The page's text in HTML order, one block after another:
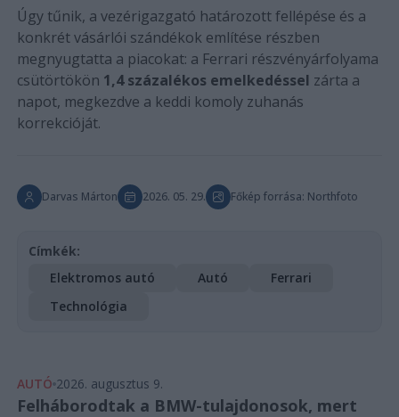
Úgy tűnik, a vezérigazgató határozott fellépése és a
konkrét vásárlói szándékok említése részben
megnyugtatta a piacokat: a Ferrari részvényárfolyama
csütörtökön 1,4 százalékos emelkedéssel zárta a
napot, megkezdve a keddi komoly zuhanás
korrekcióját.
Darvas Márton 2026. 05. 29. Főkép forrása: Northfoto
Címkék:
Elektromos autó
Autó
Ferrari
Technológia
AUTÓ 2026. augusztus 9.
Felháborodtak a BMW-tulajdonosok, mert